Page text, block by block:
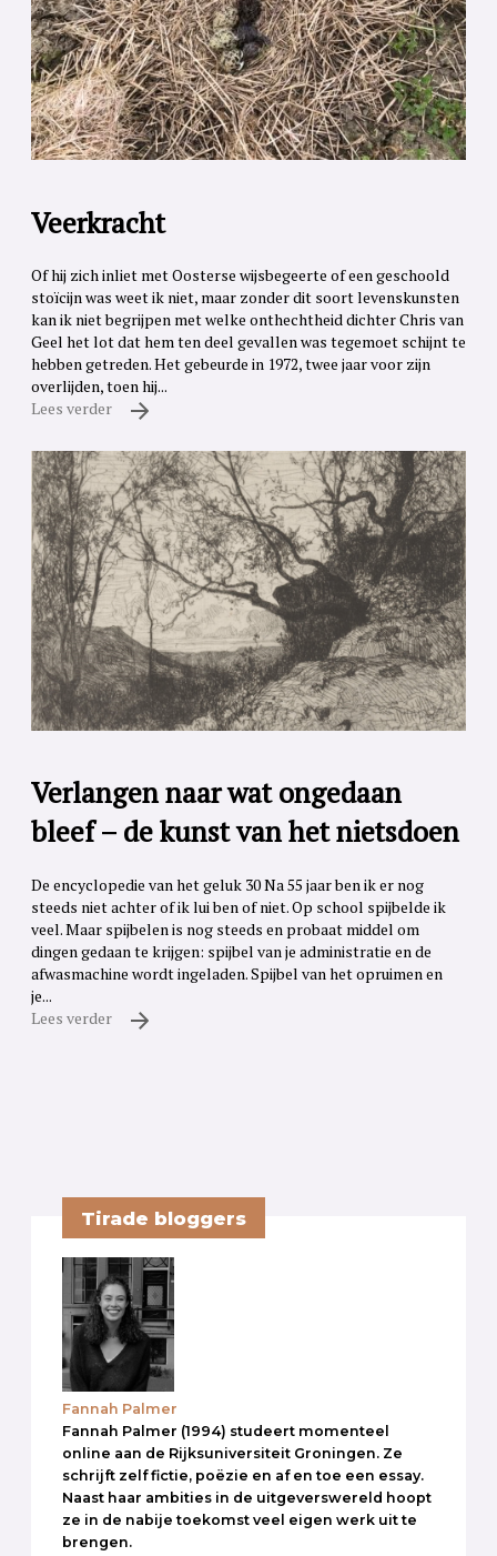
Veerkracht
Of hij zich inliet met Oosterse wijsbegeerte of een geschoold
stoïcijn was weet ik niet, maar zonder dit soort levenskunsten
kan ik niet begrijpen met welke onthechtheid dichter Chris van
Geel het lot dat hem ten deel gevallen was tegemoet schijnt te
hebben getreden. Het gebeurde in 1972, twee jaar voor zijn
overlijden, toen hij...
Lees verder
Verlangen naar wat ongedaan
bleef – de kunst van het nietsdoen
De encyclopedie van het geluk 30 Na 55 jaar ben ik er nog
steeds niet achter of ik lui ben of niet. Op school spijbelde ik
veel. Maar spijbelen is nog steeds en probaat middel om
dingen gedaan te krijgen: spijbel van je administratie en de
afwasmachine wordt ingeladen. Spijbel van het opruimen en
je...
Lees verder
Tirade bloggers
Fannah Palmer
Fannah Palmer (1994) studeert momenteel
online aan de Rijksuniversiteit Groningen. Ze
schrijft zelf fictie, poëzie en af en toe een essay.
Naast haar ambities in de uitgeverswereld hoopt
ze in de nabije toekomst veel eigen werk uit te
brengen.